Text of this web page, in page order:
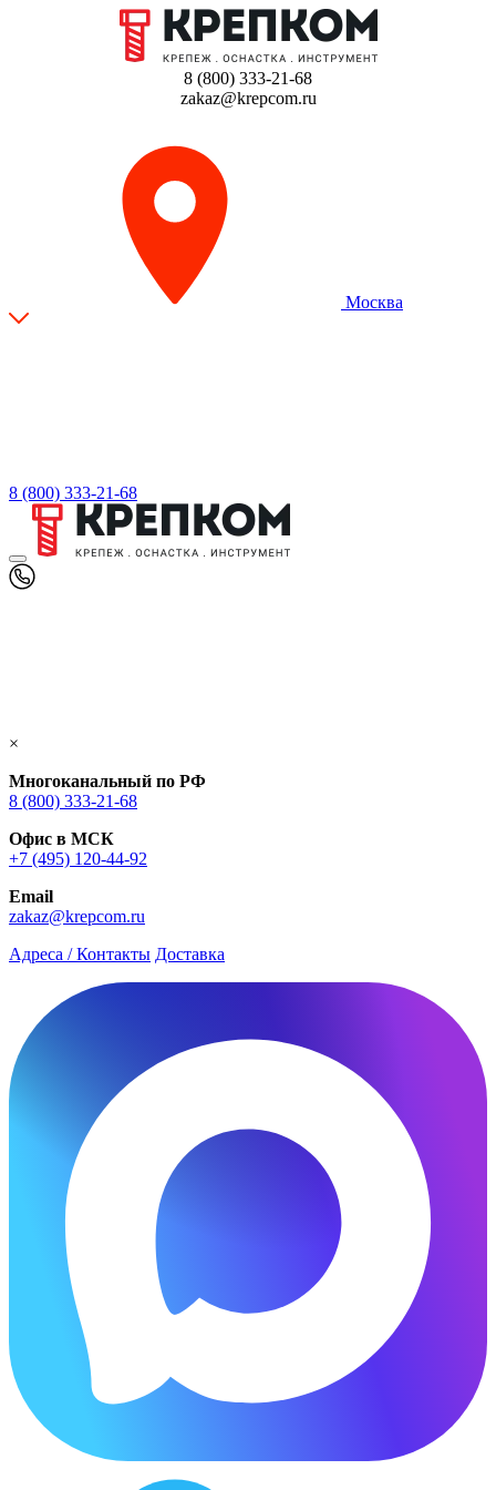
8 (800) 333-21-68
zakaz@krepcom.ru
Москва
8 (800) 333-21-68
×
Многоканальный по РФ
8 (800) 333‑21-68
Офис в МСК
+7 (495) 120-44-92
Email
zakaz@krepcom.ru
Адреса / Контакты Доставка